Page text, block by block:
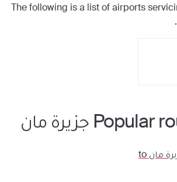
The following is a list of airports
Popular جزيرة مان
مان to